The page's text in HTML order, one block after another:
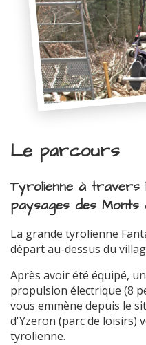
Le parcours
Tyrolienne à travers
paysages des Monts
La grande tyrolienne
départ au-dessus du
Après avoir été équipé,
propulsion électrique (8
vous emmène depuis le
d'Yzeron (parc de loisirs)
tyrolienne.